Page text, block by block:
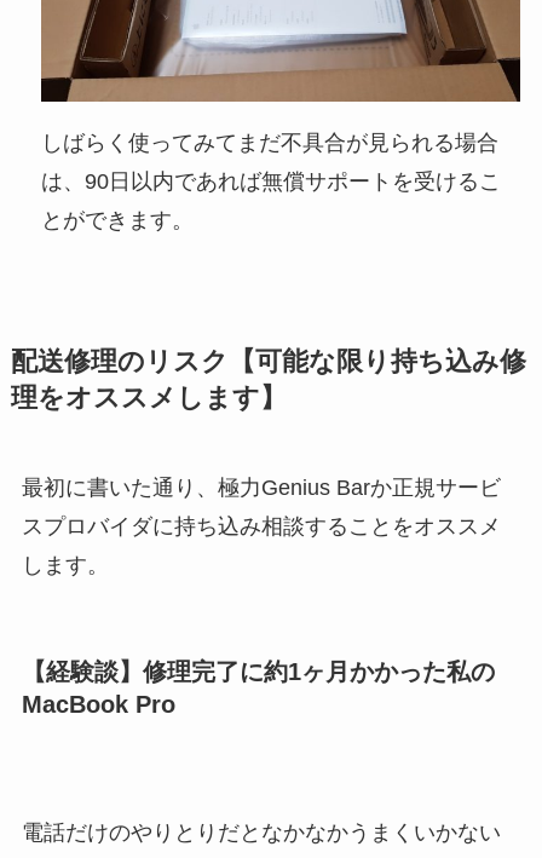
しばらく使ってみてまだ不具合が見られる場合
は、90日以内であれば無償サポートを受けるこ
とができます。
配送修理のリスク【可能な限り持ち込み修
理をオススメします】
最初に書いた通り、極力Genius Barか正規サービ
スプロバイダに持ち込み相談することをオススメ
します。
【経験談】修理完了に約1ヶ月かかった私の
MacBook Pro
電話だけのやりとりだとなかなかうまくいかない